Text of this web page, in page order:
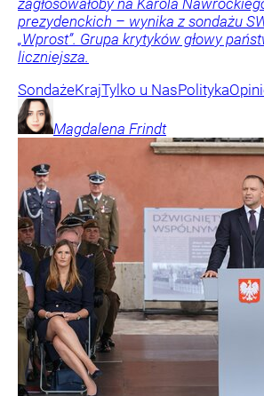
prezydenckich – wynika z sondażu
„Wprost”. Grupa krytyków głowy
liczniejsza.
SondażeKrajTylko u NasPolityka
Magdalena Frindt